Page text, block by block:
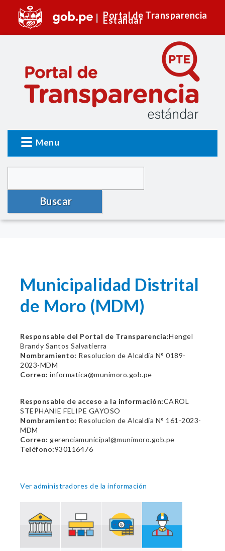
Portal de Transparencia
Estándar
Menu
Buscar
Municipalidad Distrital
de Moro (MDM)
Responsable del Portal de Transparencia:Hengel
Brandy Santos Salvatierra
Nombramiento: Resolucion de Alcaldia N° 0189-
2023-MDM
Correo: informatica@munimoro.gob.pe
Responsable de acceso a la información:CAROL
STEPHANIE FELIPE GAYOSO
Nombramiento: Resolucion de Alcaldia N° 161-2023-
MDM
Correo: gerenciamunicipal@munimoro.gob.pe
Teléfono:930116476
Ver administradores de la información